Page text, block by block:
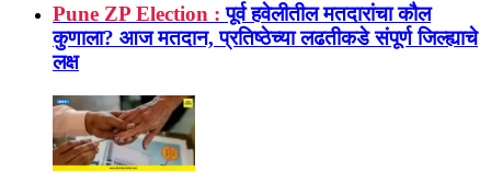
Pune ZP Election : पूर्व हवेलीतील मतदारांचा कौल
कुणाला? आज मतदान, प्रतिष्ठेच्या लढतीकडे संपूर्ण जिल्ह्याचे
लक्ष